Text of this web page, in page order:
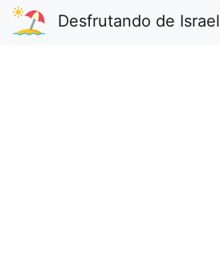
Desfrutando de Israel